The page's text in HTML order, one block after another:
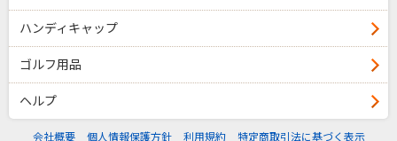
ハンディキャップ
ゴルフ用品
ヘルプ
会社概要 個人情報保護方針 利用規約 特定商取引法に基づく表示